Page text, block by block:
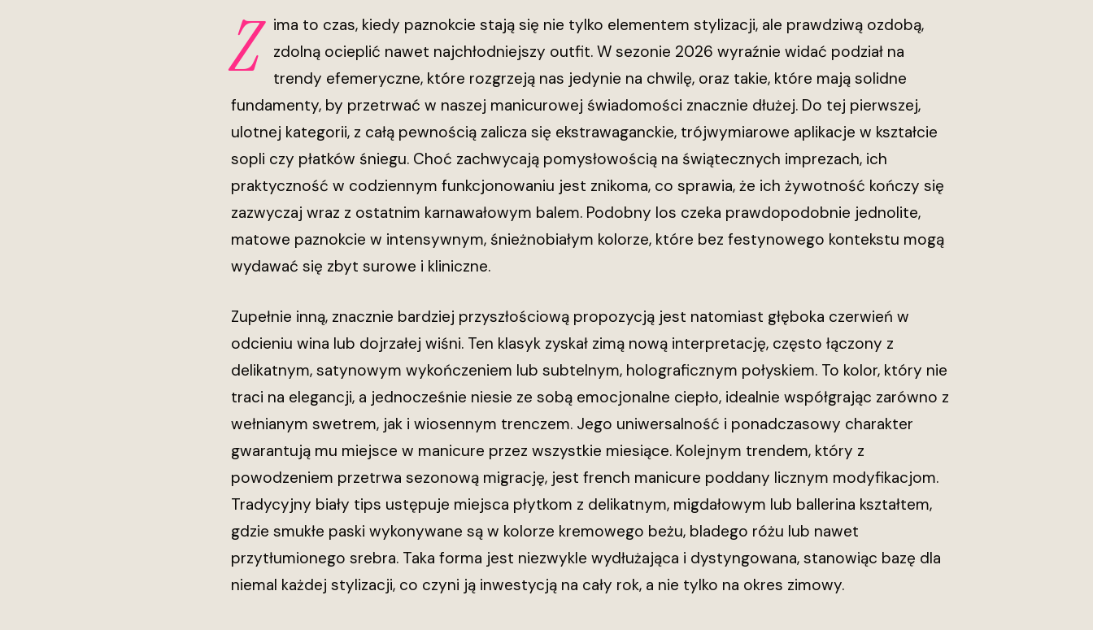
Z
ima to czas, kiedy paznokcie stają się nie tylko elementem stylizacji, ale prawdziwą ozdobą,
zdolną ocieplić nawet najchłodniejszy outfit. W sezonie 2026 wyraźnie widać podział na
trendy efemeryczne, które rozgrzeją nas jedynie na chwilę, oraz takie, które mają solidne
fundamenty, by przetrwać w naszej manicurowej świadomości znacznie dłużej. Do tej pierwszej,
ulotnej kategorii, z całą pewnością zalicza się ekstrawaganckie, trójwymiarowe aplikacje w kształcie
sopli czy płatków śniegu. Choć zachwycają pomysłowością na świątecznych imprezach, ich
praktyczność w codziennym funkcjonowaniu jest znikoma, co sprawia, że ich żywotność kończy się
zazwyczaj wraz z ostatnim karnawałowym balem. Podobny los czeka prawdopodobnie jednolite,
matowe paznokcie w intensywnym, śnieżnobiałym kolorze, które bez festynowego kontekstu mogą
wydawać się zbyt surowe i kliniczne.
Zupełnie inną, znacznie bardziej przyszłościową propozycją jest natomiast głęboka czerwień w
odcieniu wina lub dojrzałej wiśni. Ten klasyk zyskał zimą nową interpretację, często łączony z
delikatnym, satynowym wykończeniem lub subtelnym, holograficznym połyskiem. To kolor, który nie
traci na elegancji, a jednocześnie niesie ze sobą emocjonalne ciepło, idealnie współgrając zarówno z
wełnianym swetrem, jak i wiosennym trenczem. Jego uniwersalność i ponadczasowy charakter
gwarantują mu miejsce w manicure przez wszystkie miesiące. Kolejnym trendem, który z
powodzeniem przetrwa sezonową migrację, jest french manicure poddany licznym modyfikacjom.
Tradycyjny biały tips ustępuje miejsca płytkom z delikatnym, migdałowym lub ballerina kształtem,
gdzie smukłe paski wykonywane są w kolorze kremowego beżu, bladego różu lub nawet
przytłumionego srebra. Taka forma jest niezwykle wydłużająca i dystyngowana, stanowiąc bazę dla
niemal każdej stylizacji, co czyni ją inwestycją na cały rok, a nie tylko na okres zimowy.